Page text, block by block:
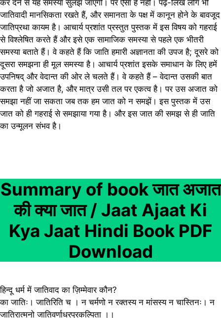
कर देने से यह समस्या सुलझ जाएगी। पर ऐसा है नहीं। पढ़े-लिखे लोग भी
जातिवादी मानसिकता रखते हैं, और समानता के पक्ष में कानून होने के बावजूद
जातिप्रथा कायम है। आचार्य प्रशांत प्रस्तुत पुस्तक में इस विषय को गहराई
से विश्लेषित करते हैं और इसे एक सामाजिक समस्या से पहले एक भीतरी
समस्या बताते हैं। वे कहते हैं कि जाति हमारी अज्ञानता की उपज है; दूसरे को
दूसरा समझना ही मूल समस्या है। आचार्य प्रशांत इसके समाधान के लिए हमें
उपनिषद् और वेदान्त की ओर ले चलते हैं। वे कहते हैं – वेदान्त उसकी बात
करता है जो अजात है, और मात्र उसी तल पर एकत्व है। पर उस अजात को
समझा नहीं जा सकता जब तक हम जात को न समझें। इस पुस्तक में उस
जात को ही गहराई से समझाया गया है। और इस जात की समझ से ही जाति
का उन्मूलन संभव है।
Summary of book जात अजात
की क्या जात / Jaat Ajaat Ki
Kya Jaat Hindi Book PDF
Download
हिन्दू धर्म में जातिवाद का ज़िम्मेवार कौन?
का जातिः। जातिरिति च । न चर्मणो न रक्तस्य न मांसस्य न चास्तिनः। न
जातिरात्मनो जातिवर्णाधरप्रकल्पिता ।।